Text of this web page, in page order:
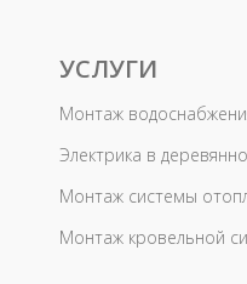
УСЛУГИ
Монтаж
Электрика в
Монтаж системы
Монтаж кровельной